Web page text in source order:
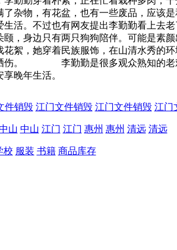
杂物，有花盆，也有一些废品，应该
。不过也有网友提出李勤勤看上去老
边只有两只狗狗陪伴。可能是素颜
，她穿着民族服饰，在山清水秀的环
晒伤。 李勤勤是很多观众熟知的老
晚年生活。
件销毁 江门文件销毁 江门文件销毁 江门
山 中山 江门 江门 惠州 惠州 清远 清远
校 服装 书籍 商品库存